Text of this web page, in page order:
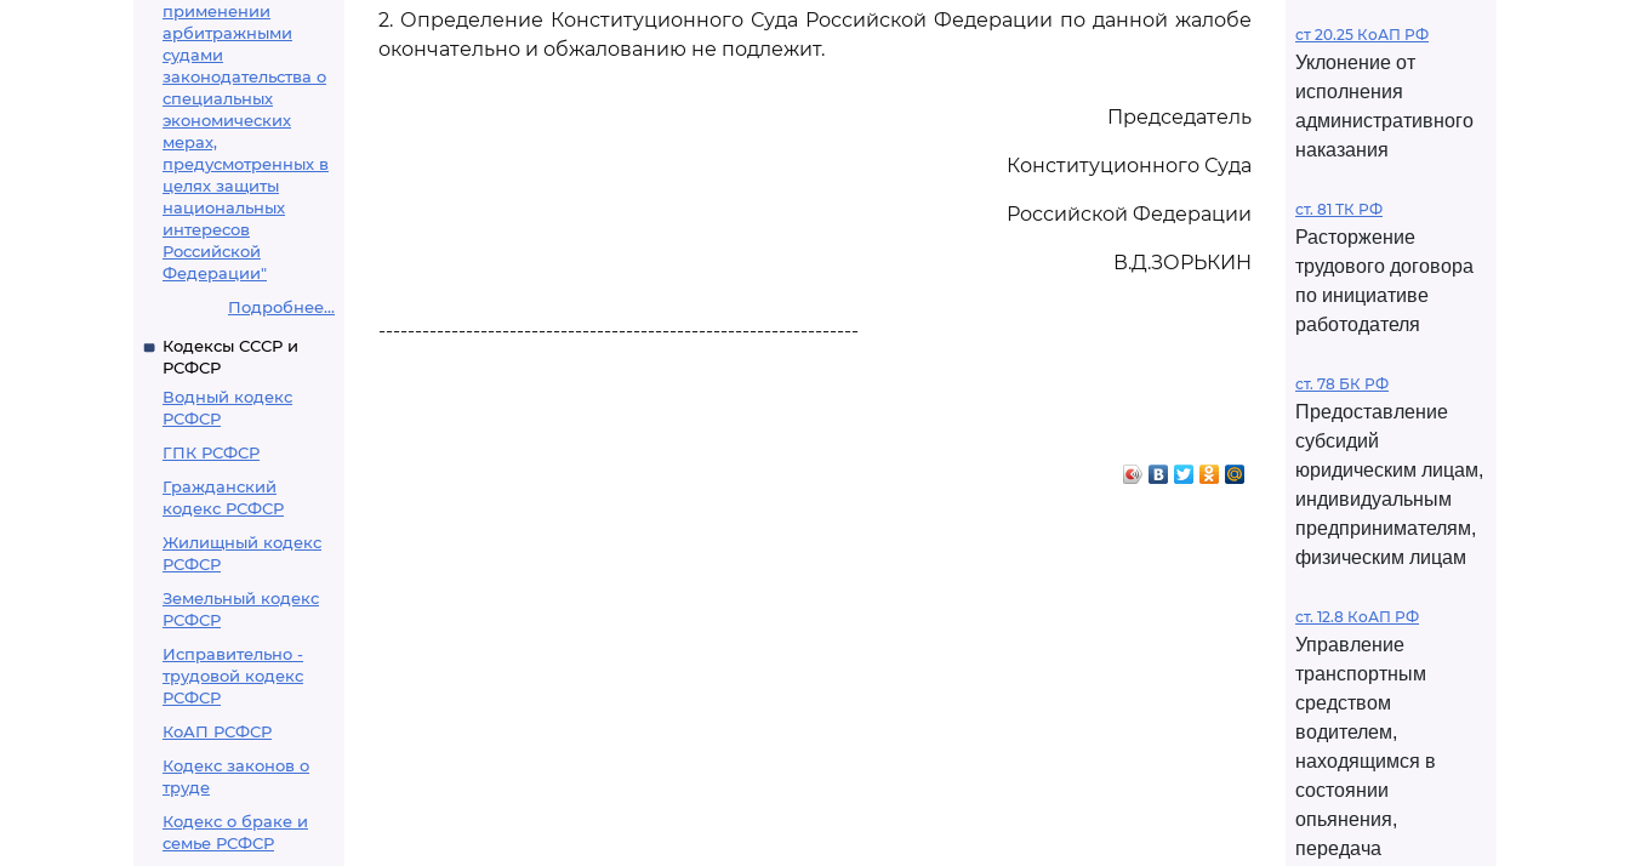
применении
арбитражными
судами
законодательства о
специальных
экономических
мерах,
предусмотренных в
целях защиты
национальных
интересов
Российской
Федерации"
Подробнее...
Кодексы СССР и
РСФСР
Водный кодекс
РСФСР
ГПК РСФСР
Гражданский
кодекс РСФСР
Жилищный кодекс
РСФСР
Земельный кодекс
РСФСР
Исправительно -
трудовой кодекс
РСФСР
КоАП РСФСР
Кодекс законов о
труде
Кодекс о браке и
семье РСФСР
2. Определение Конституционного Суда Российской Федерации по данной жалобе
окончательно и обжалованию не подлежит.
Председатель
Конституционного Суда
Российской Федерации
В.Д.ЗОРЬКИН
------------------------------------------------------------------
ст 20.25 КоАП РФ
Уклонение от
исполнения
административного
наказания
ст. 81 ТК РФ
Расторжение
трудового договора
по инициативе
работодателя
ст. 78 БК РФ
Предоставление
субсидий
юридическим лицам,
индивидуальным
предпринимателям,
физическим лицам
ст. 12.8 КоАП РФ
Управление
транспортным
средством
водителем,
находящимся в
состоянии
опьянения,
передача